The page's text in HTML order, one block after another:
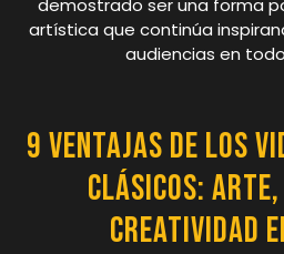
artística que continúa
audiencias en
9 Ventajas de los
Clásicos: Arte,
Creatividad